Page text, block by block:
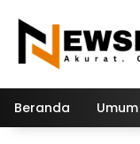
konten
Beranda Umum